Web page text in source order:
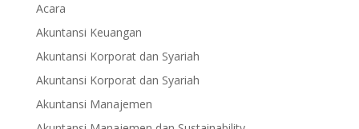
Acara
Akuntansi Keuangan
Akuntansi Korporat dan Syariah
Akuntansi Korporat dan Syariah
Akuntansi Manajemen